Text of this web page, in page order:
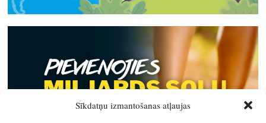
Sīkdatņu izmantošanas atļaujas